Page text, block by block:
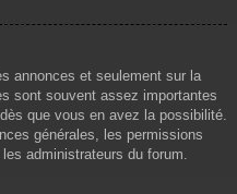
annonces et seulement sur la
sont souvent assez importantes
que vous en avez la possibilité.
générales, les permissions
administrateurs du forum.